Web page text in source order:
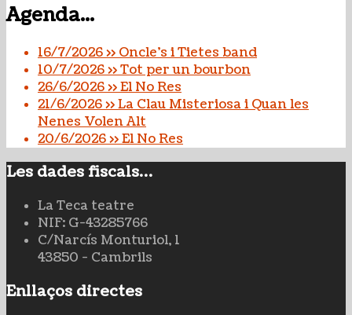
Agenda...
16/7/2026 >> Oncle's i Tietes band
10/7/2026 >> Tot per un bourbon
26/6/2026 >> El No Res
21/6/2026 >> La Clau Misteriosa i Quan les
Nenes Volen Alt
20/6/2026 >> El No Res
Les dades fiscals…
La Teca teatre
NIF: G-43285766
C/Narcís Monturiol, 1
43850 - Cambrils
Enllaços directes